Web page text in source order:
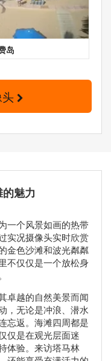
岛
魅力
一个风景如画的热带
实况摄像头实时欣赏
金色沙滩和波光粼粼
不仅仅是一个放松身
卓越的自然美景而闻
，无论是冲浪、潜水
忘返。海滩四周都是
仅是在观光层面迷
体验。来访塔马林